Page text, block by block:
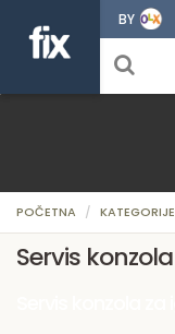
BY
POČETNA KATEGORIJE
Servis